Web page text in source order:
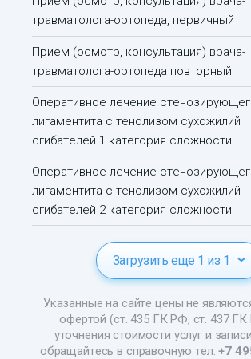
травматолога-ортопеда, первичный
Прием (осмотр, консультация) врача-
травматолога-ортопеда повторный
Оперативное лечение
лигаментита с тенолизом сухожилий
сгибателей 1 категория сложности
Оперативное лечение
лигаментита с тенолизом сухожилий
сгибателей 2 категория сложности
Загрузить еще 1 из 1
Указанные на сайте цены не
офертой (ст. 435 ГК РФ, ст. 437
уточнения стоимости услуг и
обращайтесь в справочную тел.+7